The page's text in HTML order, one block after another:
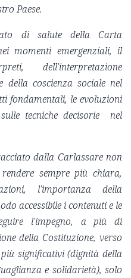
Paese.
di salute della Carta
momenti emergenziali, il
dell'interpretazione
della coscienza sociale nel
fondamentali, le evoluzioni
tecniche decisorie nel
dalla Carlassare non
sempre più chiara,
l'importanza della
accessibile i contenuti e le
l'impegno, a più di
della Costituzione, verso
significativi (dignità della
e solidarietà), solo